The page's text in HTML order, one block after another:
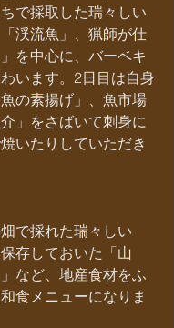
で採取した瑞々しい
「渓流魚」、猟師が仕
を中心に、バーベキ
います。2日目は自身
の素揚げ」、魚市場
」をさばいて刺身に
いたりしていただき
で採れた瑞々しい
存しておいた「山
など、地産食材をふ
食メニューになりま